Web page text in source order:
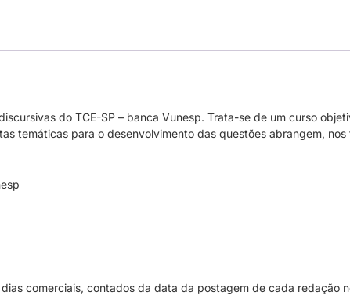
do TCE-SP – banca Vunesp. Trata-se de um curso
temáticas para o desenvolvimento das questões abrangem,
comerciais, contados da data da postagem de cada redação